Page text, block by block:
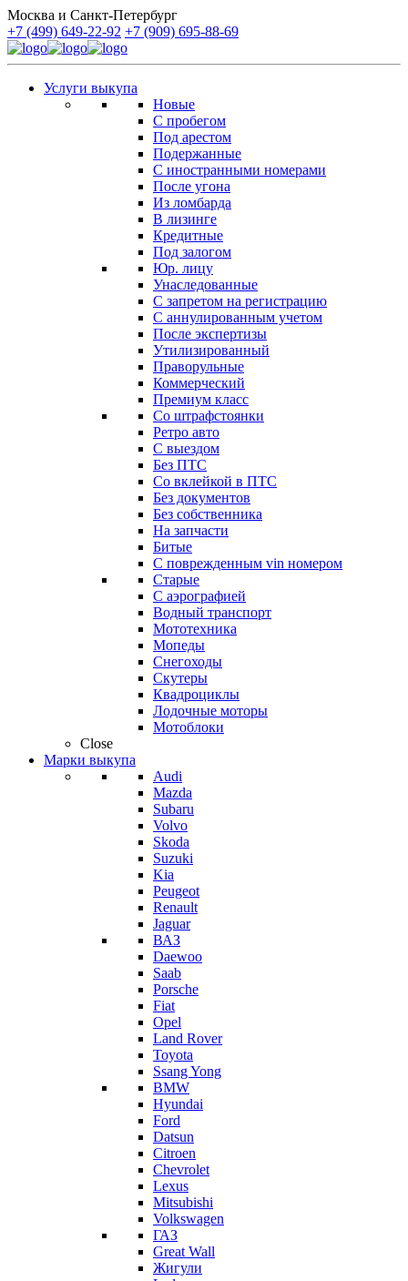
Москва и Санкт-Петербург
+7 (499) 649-22-92 +7 (909) 695-88-69
Услуги выкупа
Новые
С пробегом
Под арестом
Подержанные
С иностранными номерами
После угона
Из ломбарда
В лизинге
Кредитные
Под залогом
Юр. лицу
Унаследованные
С запретом на регистрацию
С аннулированным учетом
После экспертизы
Утилизированный
Праворульные
Коммерческий
Премиум класс
Со штрафстоянки
Ретро авто
С выездом
Без ПТС
Со вклейкой в ПТС
Без документов
Без собственника
На запчасти
Битые
С поврежденным vin номером
Старые
С аэрографией
Водный транспорт
Мототехника
Мопеды
Снегоходы
Скутеры
Квадроциклы
Лодочные моторы
Мотоблоки
Close
Марки выкупа
Audi
Mazda
Subaru
Volvo
Skoda
Suzuki
Kia
Peugeot
Renault
Jaguar
ВАЗ
Daewoo
Saab
Porsche
Fiat
Opel
Land Rover
Toyota
Ssang Yong
BMW
Hyundai
Ford
Datsun
Citroen
Chevrolet
Lexus
Mitsubishi
Volkswagen
ГАЗ
Great Wall
Жигули